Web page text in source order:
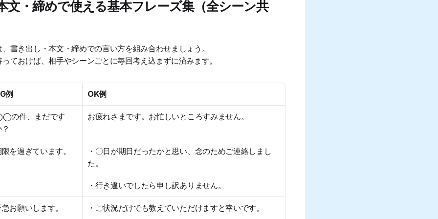
文・締めで使える基本フレーズ集（全シーン共
書き出し・本文・締めでの言い方を組み合わせましょう。
ておけば、相手やシーンごとに毎回考え込まずに済みます。
例 OK例
の件、まだです
お疲れさまです。お忙しいところすみません。
を過ぎています。
・〇日が期日だったかと思い、念のためご連絡しまし
た。
・行き違いでしたら申し訳ありません。
お願いします。 ・ご状況だけでも教えていただけますと幸いです。